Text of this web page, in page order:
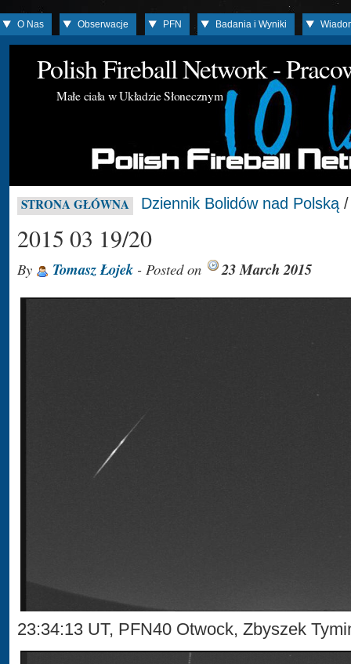
O Nas Obserwacje PFN Badania i Wyniki
Polish Fireball Network -
Małe ciała w Układzie Słonecznym
STRONA GŁÓWNA Dziennik Bolidów nad Polską
2015 03 19/20
By Tomasz Łojek - Posted on 23 March 2015
23:34:13 UT, PFN40 Otwock, Zbyszek